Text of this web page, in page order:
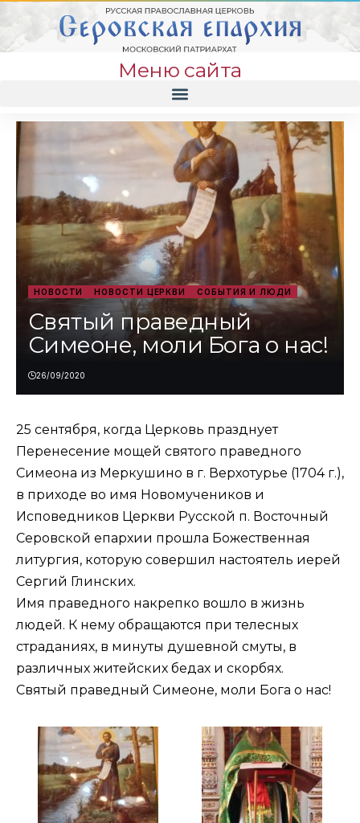
Меню сайта
НОВОСТИ НОВОСТИ ЦЕРКВИ СОБЫТИЯ И ЛЮДИ
Святый праведный
Симеоне, моли Бога о нас!
26/09/2020
25 сентября, когда Церковь празднует
Перенесение мощей святого праведного
Симеона из Меркушино в г. Верхотурье (1704 г.),
в приходе во имя Новомучеников и
Исповедников Церкви Русской п. Восточный
Серовской епархии прошла Божественная
литургия, которую совершил настоятель иерей
Сергий Глинских.
Имя праведного накрепко вошло в жизнь
людей. К нему обращаются при телесных
страданиях, в минуты душевной смуты, в
различных житейских бедах и скорбях.
Святый праведный Симеоне, моли Бога о нас!